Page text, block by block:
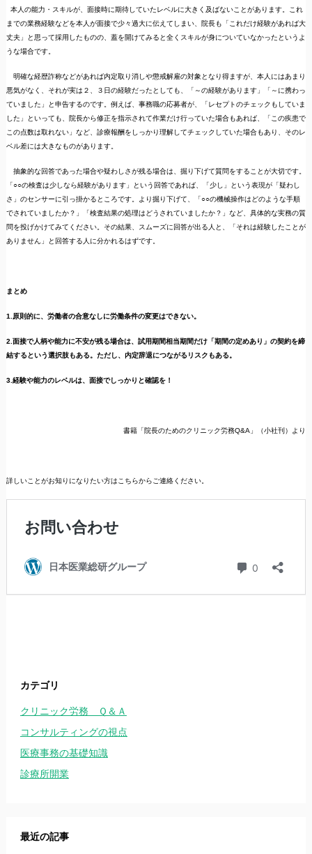
本人の能力・スキルが、面接時に期待していたレベルに大きく及ばないことがあります。これ
までの業務経験などを本人が面接で少々過大に伝えてしまい、院長も「これだけ経験があれば大
丈夫」と思って採用したものの、蓋を開けてみると全くスキルが身についていなかったというよ
うな場合です。
明確な経歴詐称などがあれば内定取り消しや懲戒解雇の対象となり得ますが、本人にはあまり
悪気がなく、それが実は２、３日の経験だったとしても、「～の経験があります」「～に携わっ
ていました」と申告するのです。例えば、事務職の応募者が、「レセプトのチェックもしていま
した」といっても、院長から修正を指示されて作業だけ行っていた場合もあれば、「この疾患で
この点数は取れない」など、診療報酬をしっかり理解してチェックしていた場合もあり、そのレ
ベル差には大きなものがあります。
抽象的な回答であった場合や疑わしさが残る場合は、掘り下げて質問をすることが大切です。
「○○の検査は少しなら経験があります」という回答であれば、「少し」という表現が「疑わし
さ」のセンサーに引っ掛かるところです。より掘り下げて、「○○の機械操作はどのような手順
でされていましたか？」「検査結果の処理はどうされていましたか？」など、具体的な実務の質
問を投げかけてみてください。その結果、スムーズに回答が出る人と、「それは経験したことが
ありません」と回答する人に分かれるはずです。
まとめ
1.原則的に、労働者の合意なしに労働条件の変更はできない。
2.面接で人柄や能力に不安が残る場合は、試用期間相当期間だけ「期間の定めあり」の契約を締
結するという選択肢もある。ただし、内定辞退につながるリスクもある。
3.経験や能力のレベルは、面接でしっかりと確認を！
書籍「院長のためのクリニック労務Q&A」（小社刊）より
詳しいことがお知りになりたい方はこちらからご連絡ください。
カテゴリ
クリニック労務 Ｑ＆Ａ
コンサルティングの視点
医療事務の基礎知識
診療所開業
最近の記事